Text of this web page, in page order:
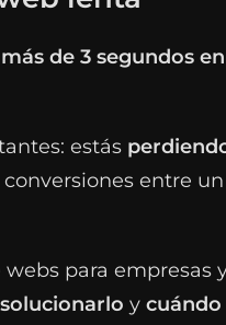
de 3 segundos en
estás
entre un
para empresas
y cuándo